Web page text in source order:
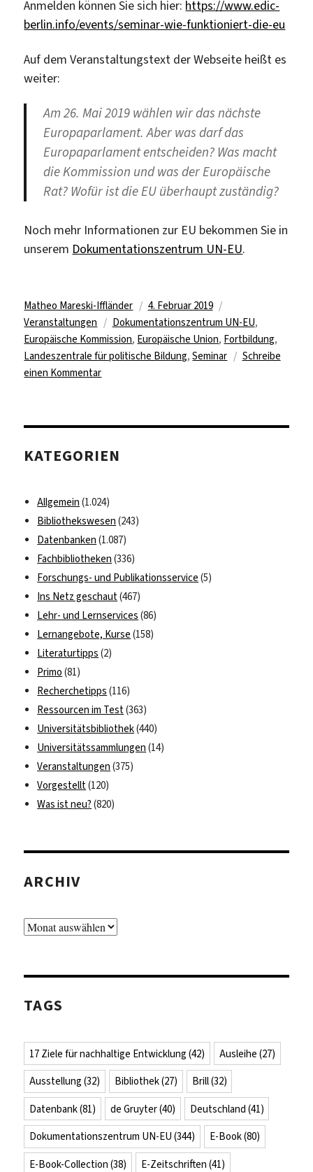
Anmelden können Sie sich hier: https://www.edic-
berlin.info/events/seminar-wie-funktioniert-die-eu
Auf dem Veranstaltungstext der Webseite heißt es
weiter:
Am 26. Mai 2019 wählen wir das nächste
Europaparlament. Aber was darf das
Europaparlament entscheiden? Was macht
die Kommission und was der Europäische
Rat? Wofür ist die EU überhaupt zuständig?
Noch mehr Informationen zur EU bekommen Sie in
unserem Dokumentationszentrum UN-EU.
Autor
Matheo Mareski-Iffländer
Veröffentlicht
am
4. Februar 2019
Veranstaltungen
Schlagwörter
Dokumentationszentrum UN-EU,
Europäische Kommission, Europäische Union, Fortbildung,
Landeszentrale für politische Bildung,Seminar
Schreibe
einen Kommentarzu
funktioniert
EU?
KATEGORIEN
Allgemein (1.024)
Bibliothekswesen (243)
Datenbanken (1.087)
Fachbibliotheken (336)
Forschungs- und Publikationsservice (5)
Ins Netz geschaut(467)
Lehr- und Lernservices (86)
Lernangebote, Kurse (158)
Literaturtipps (2)
Primo (81)
Recherchetipps (116)
Ressourcen im Test(363)
Universitätsbibliothek(440)
Universitätssammlungen (14)
Veranstaltungen (375)
Vorgestellt(120)
Was ist neu? (820)
ARCHIV
Archiv
TAGS
17 Ziele für nachhaltige Entwicklung (42) Ausleihe (27)
Ausstellung (32) Bibliothek(27) Brill(32)
Datenbank(81) de Gruyter(40) Deutschland (41)
Dokumentationszentrum UN-EU (344) E-Book(80)
E-Book-Collection (38) E-Zeitschriften (41)